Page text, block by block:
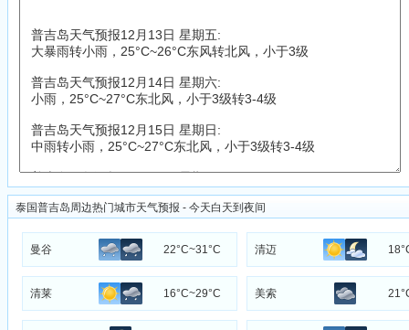
泰国普吉岛周边热门城市天气预报 - 今天白天到夜间
曼谷 22°C~31°C 清迈
清莱 16°C~29°C 美索